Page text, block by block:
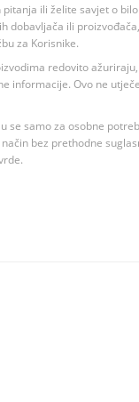
ili želite savjet o
dobavljača ili
za Korisnike.
redovito
informacije. Ovo ne
se samo za osobne
bez prethodne